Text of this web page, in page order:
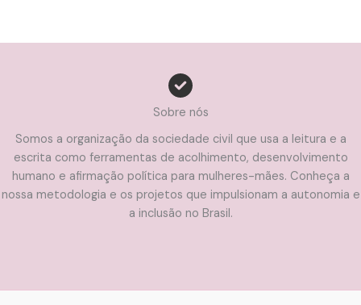
Sobre nós
Somos a organização da sociedade civil que usa a leitura e a
escrita como ferramentas de acolhimento, desenvolvimento
humano e afirmação política para mulheres-mães. Conheça a
nossa metodologia e os projetos que impulsionam a autonomia e
a inclusão no Brasil.